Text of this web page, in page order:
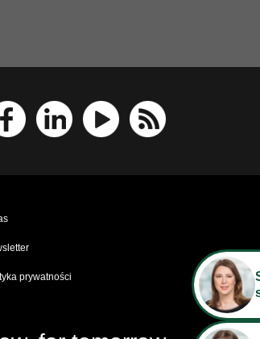
prywatności